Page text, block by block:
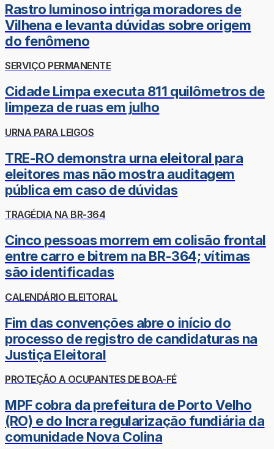
Rastro luminoso intriga moradores de
Vilhena e levanta dúvidas sobre origem
do fenômeno
SERVIÇO PERMANENTE
Cidade Limpa executa 811 quilômetros de
limpeza de ruas em julho
URNA PARA LEIGOS
TRE-RO demonstra urna eleitoral para
eleitores mas não mostra auditagem
pública em caso de dúvidas
TRAGÉDIA NA BR-364
Cinco pessoas morrem em colisão frontal
entre carro e bitrem na BR-364; vítimas
são identificadas
CALENDÁRIO ELEITORAL
Fim das convenções abre o início do
processo de registro de candidaturas na
Justiça Eleitoral
PROTEÇÃO A OCUPANTES DE BOA-FÉ
MPF cobra da prefeitura de Porto Velho
(RO) e do Incra regularização fundiária da
comunidade Nova Colina